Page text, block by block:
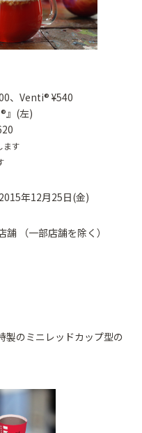
、Venti® ¥540
』(左)
ます
年12月25日(金)
（一部店舗を除く）
のミニレッドカップ型の